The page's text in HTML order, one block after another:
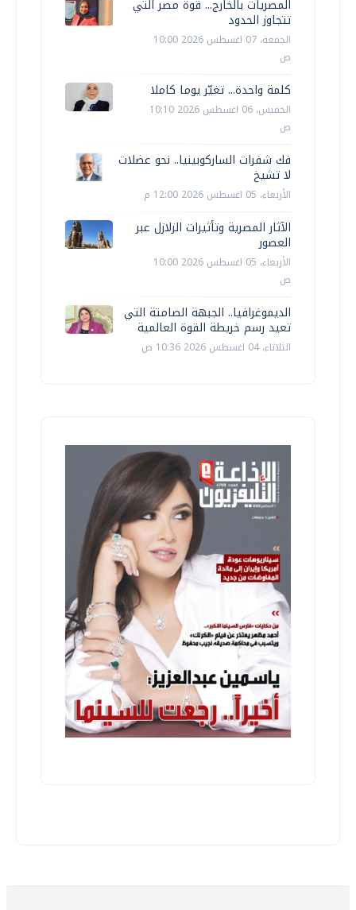
المصريات بالخارج... قوة مصر التي
تتجاوز الحدود
الجمعة، 07 اغسطس 2026 10:00
ص
كلمة واحدة... تغيّر يوما كاملا
الخميس، 06 اغسطس 2026 10:10
ص
فك شفرات الساركوبينيا.. نحو عضلات
لا تشيخ
الأربعاء، 05 اغسطس 2026 12:00 م
الآثار المصرية وتأثيرات الزلازل عبر
العصور
الأربعاء، 05 اغسطس 2026 10:00
ص
الديموغرافيا.. الجبهة الصامتة التي
تعيد رسم خريطة القوة العالمية
الثلاثاء، 04 اغسطس 2026 10:36 ص